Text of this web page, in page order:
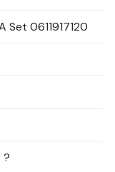
Set 0611917120
?